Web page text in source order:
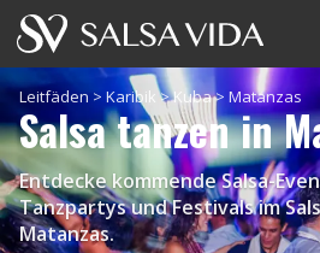
Startseite
Veranstaltungen
Nachrichten
Leitfäden > Karibik>Kuba> Matanzas
Salsa tanzen in
Entdecke kommende Salsa-
Tanzpartys und Festivals im
Matanzas.